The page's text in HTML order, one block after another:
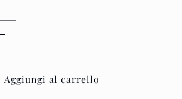
Aumenta
quantità
per
Marchi
-
Aggiungi al carrello